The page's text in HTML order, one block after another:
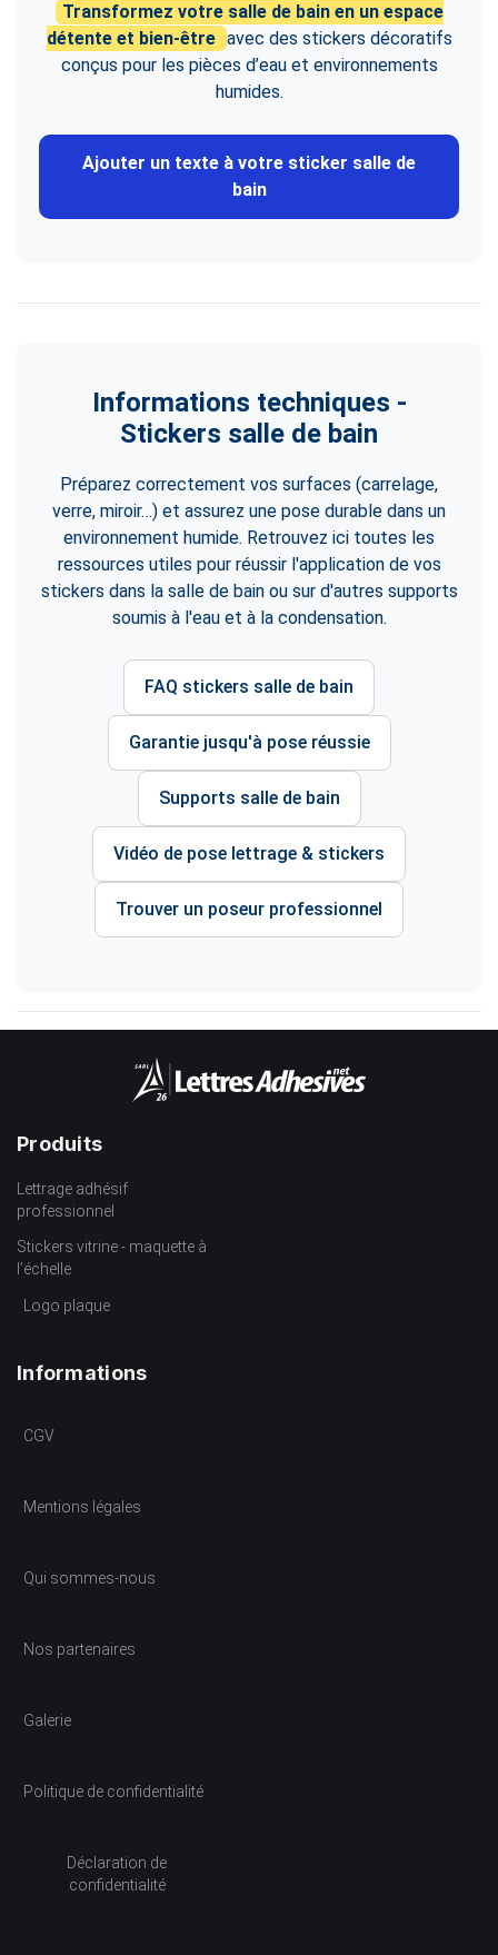
Transformez votre salle de bain en un espace
détente et bien-être avec des stickers décoratifs
conçus pour les pièces d’eau et environnements
humides.
Ajouter un texte à votre sticker salle de
bain
Informations techniques -
Stickers salle de bain
Préparez correctement vos surfaces (carrelage,
verre, miroir…) et assurez une pose durable dans un
environnement humide. Retrouvez ici toutes les
ressources utiles pour réussir l'application de vos
stickers dans la salle de bain ou sur d'autres supports
soumis à l'eau et à la condensation.
FAQ stickers salle de bain
Garantie jusqu'à pose réussie
Supports salle de bain
Vidéo de pose lettrage & stickers
Trouver un poseur professionnel
Produits
Lettrage adhésif
professionnel
Stickers vitrine - maquette à
l’échelle
Logo plaque
Informations
CGV
Mentions légales
Qui sommes-nous
Nos partenaires
Galerie
Politique de confidentialité
Déclaration de
confidentialité